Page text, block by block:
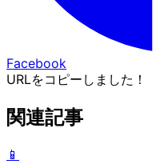
Facebook
URLをコピーしました！
関連記事
📱